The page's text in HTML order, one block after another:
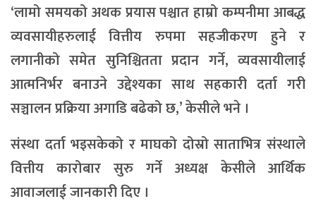
‘लामो समयको अथक प्रयास पश्चात हाम्रो कम्पनीमा आबद्ध
व्यवसायीहरुलाई वित्तीय रुपमा सहजीकरण हुने र
लगानीको समेत सुनिश्चितता प्रदान गर्ने, व्यवसायीलाई
आत्मनिर्भर बनाउने उद्देश्यका साथ सहकारी दर्ता गरी
सञ्चालन प्रक्रिया अगाडि बढेको छ,’ केसीले भने ।
संस्था दर्ता भइसकेको र माघको दोस्रो साताभित्र संस्थाले
वित्तीय कारोबार सुरु गर्ने अध्यक्ष केसीले आर्थिक
आवाजलाई जानकारी दिए ।